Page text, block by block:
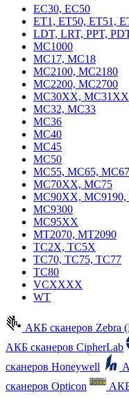
EC30, EC50
ET1, ET50, ET51,
LDT, LRT, PPT,
MC1000
MC17, MC18
MC2100, MC2180
MC2200, MC2700
MC30XX, MC31XX
MC32, MC33
MC36
MC40
MC45
MC50
MC55, MC65, MC67
MC70XX, MC75
MC90XX, MC9190,
MC9300
MC95XX
MT2070, MT2090
TC2X, TC5X
TC70, TC75, TC77
TC80
VCXXXX
WT
АКБ сканеров Zebra
АКБ сканеров CipherLab
сканеров Honeywell
сканеров Opticon
АКБ